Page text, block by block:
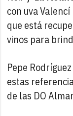
con uva
que está
vinos para
Pepe
estas
de las DO